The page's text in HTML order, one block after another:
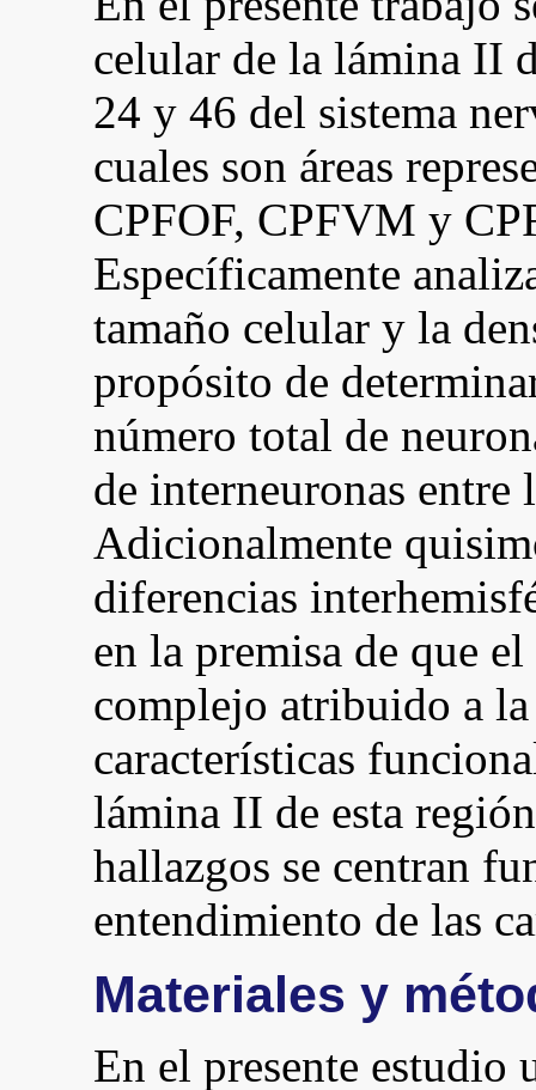
celular de la lámina II
24 y 46 del sistema
cuales son áreas
CPFOF, CPFVM y
Específicamente
tamaño celular y la
propósito de
número total de
de interneuronas entre
Adicionalmente
diferencias
en la premisa de que
complejo atribuido a
características
lámina II de esta
hallazgos se centran
entendimiento de las
Materiales y
En el presente